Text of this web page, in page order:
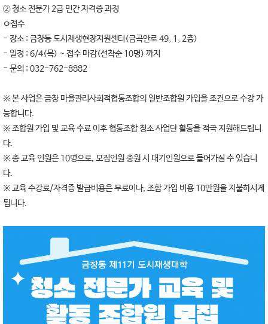
② 청소 전문가 2급 민간 자격증 과정
ㅇ접수
- 장소 : 금창동 도시재생현장지원센터(금곡안로 49, 1, 2층)
- 일정 : 6/4(목) ~ 접수 마감(선착순 10명) 까지
- 문의 : 032-762-8882
※ 본 사업은 금창 마을관리사회적협동조합의 일반조합원 가입을 조건으로 수강 가
능합니다.
※ 조합원 가입 및 교육 수료 이후 협동조합 청소 사업단 활동을 적극 지원해드립니
다.
※ 총 교육 인원은 10명으로, 모집인원 충원 시 대기인원으로 들어가실 수 있습니
다.
※ 교육 수강료/자격증 발급비용은 무료이나, 조합 가입 비용 10만원을 지불하시게
됩니다.